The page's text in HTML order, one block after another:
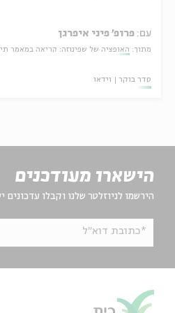
עם: פרופ' פיני איפרגן
מתוך: האופציה של שפינוזה: קריאה במאמר
סדר בוקר וידאו
הישארו מעודכנים
הירשמו לניוזלטר שלנו וקבלו עדכונים
*כתובת דוא"ל